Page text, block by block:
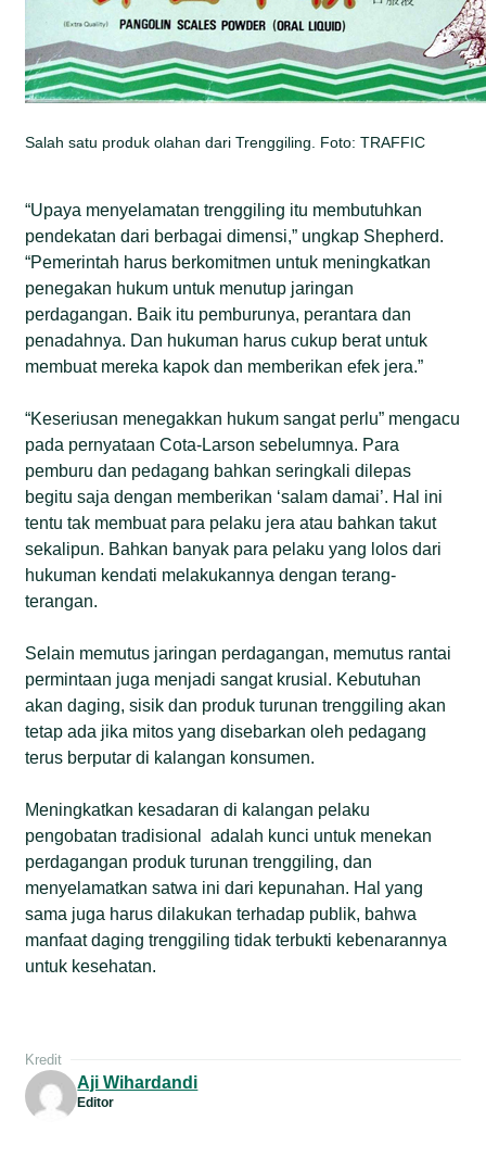
Salah satu produk olahan dari Trenggiling. Foto: TRAFFIC
“Upaya menyelamatan trenggiling itu membutuhkan
pendekatan dari berbagai dimensi,” ungkap Shepherd.
“Pemerintah harus berkomitmen untuk meningkatkan
penegakan hukum untuk menutup jaringan
perdagangan. Baik itu pemburunya, perantara dan
penadahnya. Dan hukuman harus cukup berat untuk
membuat mereka kapok dan memberikan efek jera.”
“Keseriusan menegakkan hukum sangat perlu” mengacu
pada pernyataan Cota-Larson sebelumnya. Para
pemburu dan pedagang bahkan seringkali dilepas
begitu saja dengan memberikan ‘salam damai’. Hal ini
tentu tak membuat para pelaku jera atau bahkan takut
sekalipun. Bahkan banyak para pelaku yang lolos dari
hukuman kendati melakukannya dengan terang-
terangan.
Selain memutus jaringan perdagangan, memutus rantai
permintaan juga menjadi sangat krusial. Kebutuhan
akan daging, sisik dan produk turunan trenggiling akan
tetap ada jika mitos yang disebarkan oleh pedagang
terus berputar di kalangan konsumen.
Meningkatkan kesadaran di kalangan pelaku
pengobatan tradisional adalah kunci untuk menekan
perdagangan produk turunan trenggiling, dan
menyelamatkan satwa ini dari kepunahan. Hal yang
sama juga harus dilakukan terhadap publik, bahwa
manfaat daging trenggiling tidak terbukti kebenarannya
untuk kesehatan.
Kredit
Aji Wihardandi
Editor